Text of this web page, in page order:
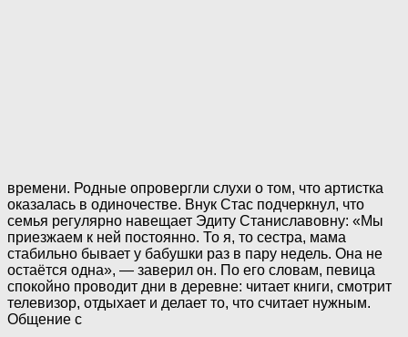
времени. Родные опровергли слухи о том, что артистка
оказалась в одиночестве. Внук Стас подчеркнул, что
семья регулярно навещает Эдиту Станиславовну: «Мы
приезжаем к ней постоянно. То я, то сестра, мама
стабильно бывает у бабушки раз в пару недель. Она не
остаётся одна», — заверил он. По его словам, певица
спокойно проводит дни в деревне: читает книги, смотрит
телевизор, отдыхает и делает то, что считает нужным.
Общение с